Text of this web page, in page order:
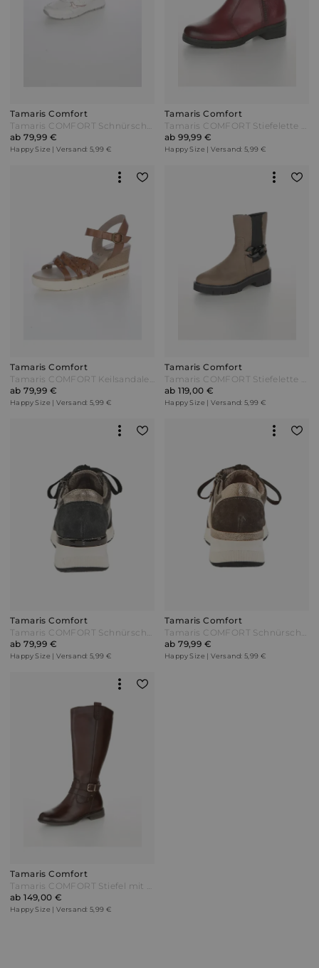
Tamaris Comfort
Tamaris COMFORT Schnürschuh Schaftrandpolsterung Weiß
ab 79,99 €
Happy Size | Versand: 5,99 €
Tamaris Comfort
Tamaris COMFORT Stiefelette mit seitlichen Reißverschlüssen Bordeaux Rot
ab 99,99 €
Happy Size | Versand: 5,99 €
Tamaris Comfort
Tamaris COMFORT Keilsandale mit zwei Verstellmöglichkeiten Cognac Braun
ab 79,99 €
Happy Size | Versand: 5,99 €
Tamaris Comfort
Tamaris COMFORT Stiefelette mit seitlichem Reißverschluss Taupe Grau
ab 119,00 €
Happy Size | Versand: 5,99 €
Tamaris Comfort
Tamaris COMFORT Schnürschuh Dunkelblau
ab 79,99 €
Happy Size | Versand: 5,99 €
Tamaris Comfort
Tamaris COMFORT Schnürschuh Schwarz
ab 79,99 €
Happy Size | Versand: 5,99 €
Tamaris Comfort
Tamaris COMFORT Stiefel mit auswechselbarem Fußbett Dunkelbraun
ab 149,00 €
Happy Size | Versand: 5,99 €